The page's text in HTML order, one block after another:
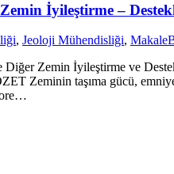
İyileştirme –
, Jeoloji Mühendisliği, Makale
Zemin İyileştirme ve
Zeminin taşıma gücü,